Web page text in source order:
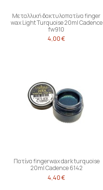
Μεταλλική δακτυλοπατίνα finger
wax Light Turquoise 20ml Cadence
fw910
4,00 €
Πατίνα fingerwax dark turquoise
20ml Cadence 6142
4,40 €